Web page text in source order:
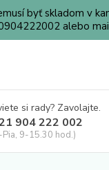
byť skladom v
alebo
si rady? Zavolajte.
904 222 002
Pia, 9-15.30 hod.)